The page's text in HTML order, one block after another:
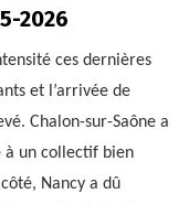
2026
ces dernières
et l’arrivée de
Chalon-sur-Saône a
à un collectif bien
Nancy a dû